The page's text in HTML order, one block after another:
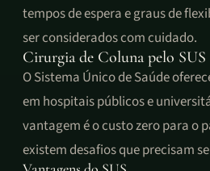
tempos de espera e graus de
ser considerados com cuidado.
Cirurgia de Coluna pelo SUS
O Sistema Único de Saúde
em hospitais públicos e
vantagem é o custo zero para o
existem desafios que precisam